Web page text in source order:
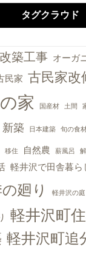
タグクラウド
築工事 オーガ
民家 古民家改
家 国産材 土間
新築 日本建築 旬の食
移住 自然農 薪風呂
軽井沢で田舎暮ら
廻り 軽井沢の庭
軽井沢町
軽井沢町追